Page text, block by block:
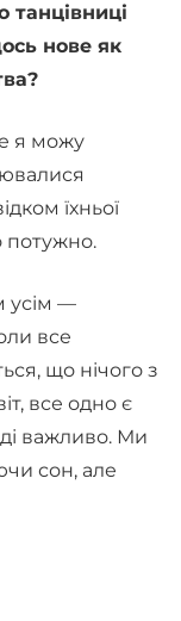
танцівниці
нове як
я можу
їхньої
потужно.
усім —
все
що нічого з
все одно є
важливо. Ми
сон, але